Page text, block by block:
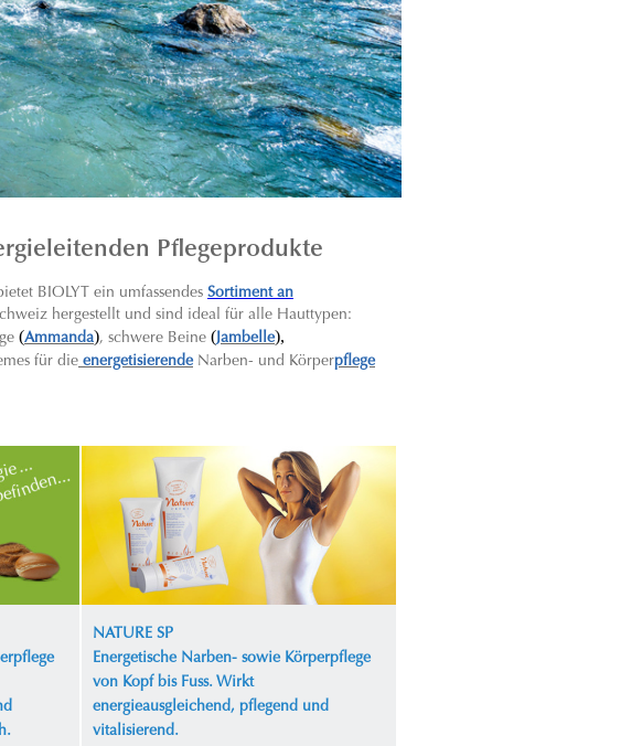
Pflegeprodukte
BIOLYT ein umfassendes Sortiment an
hergestellt und sind ideal für alle Hauttypen:
(Ammanda), schwere Beine (Jambelle),
für die energetisierendeNarben- und Körperpflege
NATURE SP
Energetische Narben- sowie Körperpflege
von Kopf bis Fuss. Wirkt
energieausgleichend, pflegend und
vitalisierend.